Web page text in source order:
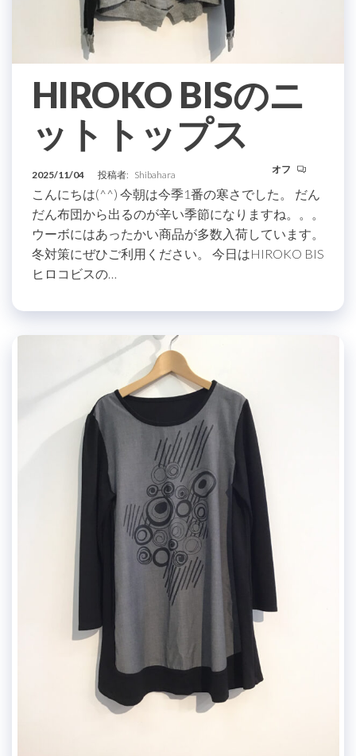
HIROKO BISのニ
ットトップス
2025/11/04 投稿者: Shibahara オフ
こんにちは(^^) 今朝は今季1番の寒さでした。 だん
だん布団から出るのが辛い季節になりますね。。。
ウーボにはあったかい商品が多数入荷しています。
冬対策にぜひご利用ください。 今日はHIROKO BIS
ヒロコビスの…